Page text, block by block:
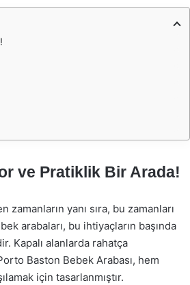
ve Pratiklik Bir Arada!
yanı sıra, bu zamanları
arabaları, bu ihtiyaçların başında
Kapalı alanlarda rahatça
Baston Bebek Arabası, hem
için tasarlanmıştır.